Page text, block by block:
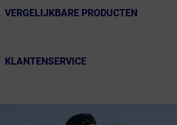
← Terug naar productnavigatie
VERGELIJKBARE PRODUCTEN
← Terug naar productnavigatie
KLANTENSERVICE